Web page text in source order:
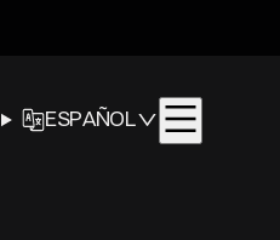
SELECTOR DE
IDIOMA
ESPAÑOL